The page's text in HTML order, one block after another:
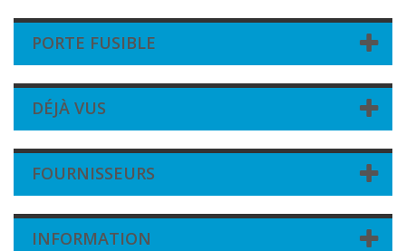
PORTE FUSIBLE
DÉJÀ VUS
FOURNISSEURS
INFORMATION